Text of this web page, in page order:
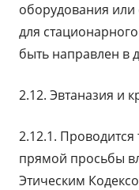
оборудования или
для
быть направлен в
2.12. Эвтаназия и
2.12.1.
прямой просьбы
Этическим